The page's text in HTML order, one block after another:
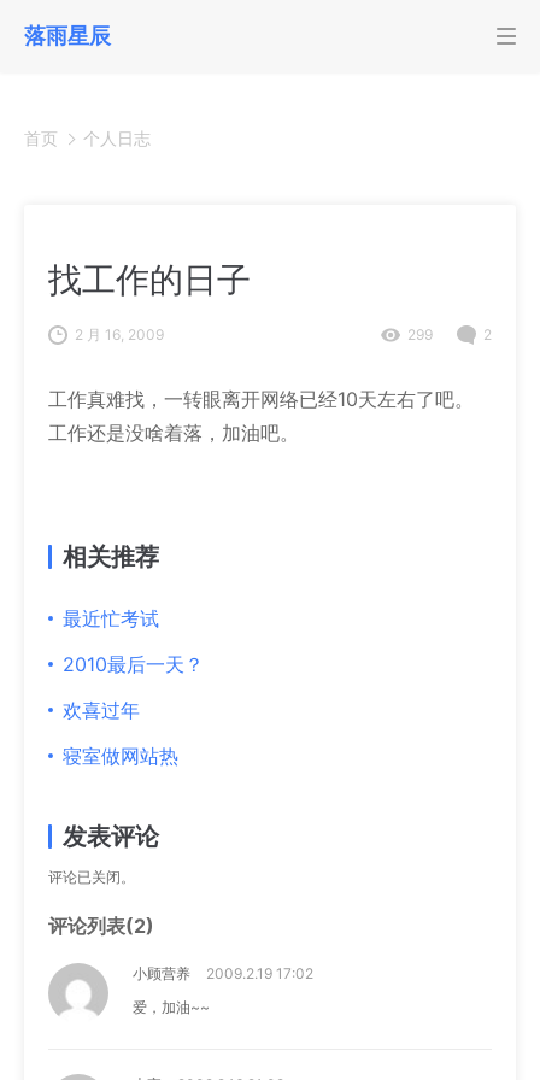
落雨星辰
首页 个人日志
找工作的日子
2 月 16, 2009 299 2
工作真难找，一转眼离开网络已经10天左右了吧。
工作还是没啥着落，加油吧。
相关推荐
最近忙考试
2010最后一天？
欢喜过年
寝室做网站热
发表评论
评论已关闭。
评论列表(2)
小顾营养
2009.2.19 17:02
爱，加油~~